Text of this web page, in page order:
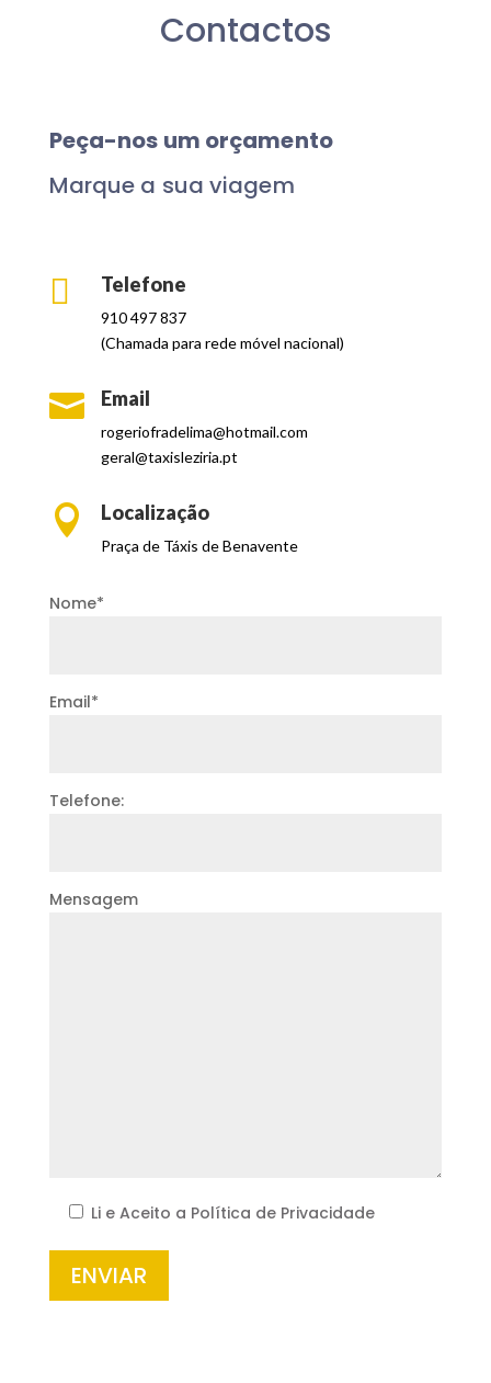
Contactos
Peça-nos um orçamento
Marque a sua viagem
 Telefone
910 497 837
(Chamada para rede móvel nacional)
 Email
rogeriofradelima@hotmail.com
geral@taxisleziria.pt
 Localização
Praça de Táxis de Benavente
Nome*
Email*
Telefone:
Mensagem
Li e Aceito a Política de Privacidade